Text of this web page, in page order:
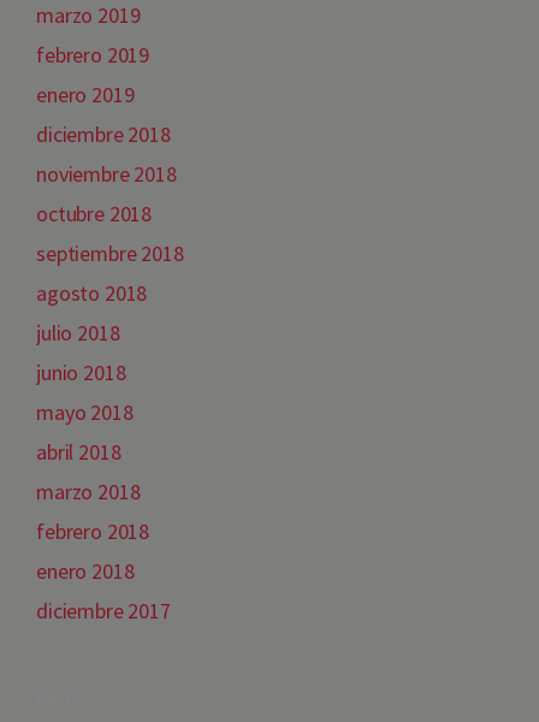
marzo 2019
febrero 2019
enero 2019
diciembre 2018
noviembre 2018
octubre 2018
septiembre 2018
agosto 2018
julio 2018
junio 2018
mayo 2018
abril 2018
marzo 2018
febrero 2018
enero 2018
diciembre 2017